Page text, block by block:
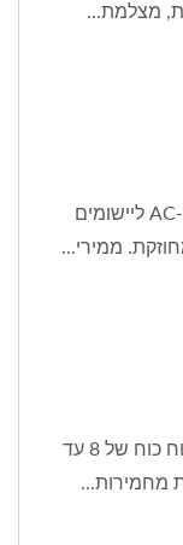
מצלמת...
ממירי DC-DC ברמה רפואית וממירי AC-DC ליישומים
ממירי...
סדרת ממירי DC-DC לרכבות מקבלת טווח כוח של 8 עד